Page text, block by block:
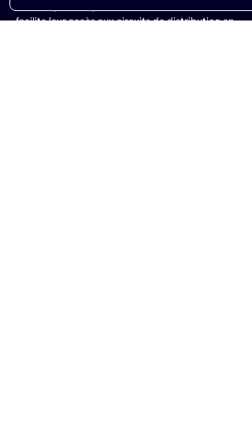
facilite leur accès aux circuits de distribution en